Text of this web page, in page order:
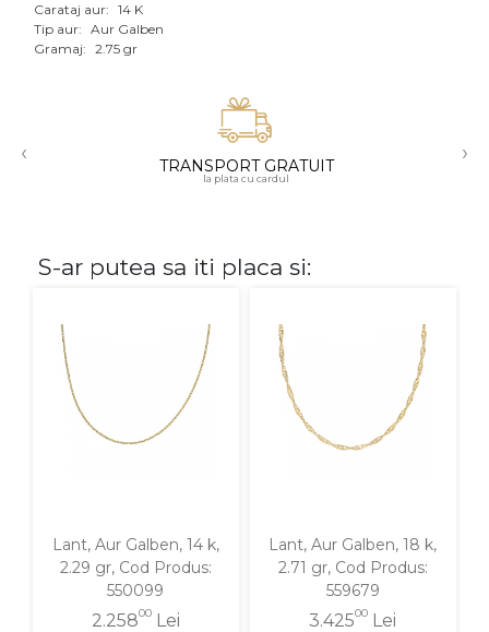
Aur mixt
18K
Cu pietre
Diamante
Carataj aur: 14 K
Tip aur: Aur Galben
Gramaj: 2.75 gr
‹ TRANSPORT GRATUIT
la plata cu cardul
›
S-ar putea sa iti placa si:
Lant, Aur Galben, 14 k,
2.29 gr, Cod Produs:
550099
2.25800Lei
Lant, Aur Galben, 18 k,
2.71 gr, Cod Produs:
559679
3.42500 Lei